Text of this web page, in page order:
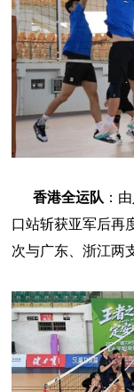
香港全运队 ：
口站斩获亚军后再
次与广东、浙江两